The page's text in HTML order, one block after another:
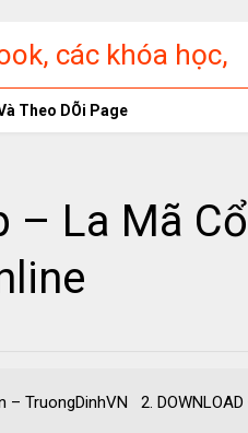
các khóa học,
Theo DÕi Page
– La Mã
– TruongDinhVN 2.